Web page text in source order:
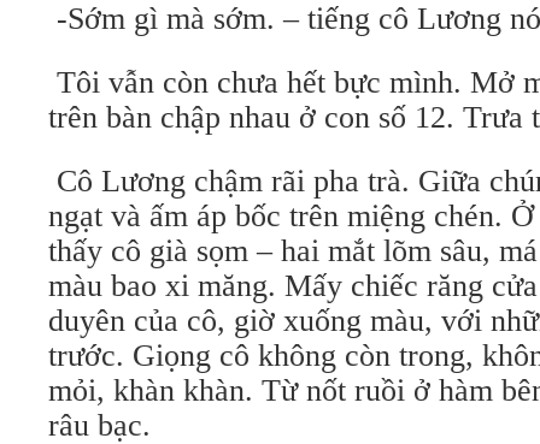
-Sớm gì mà sớm. – tiếng cô Lương
Tôi vẫn còn chưa hết bực mình. Mở
trên bàn chập nhau ở con số 12. Trưa
Cô Lương chậm rãi pha trà. Giữa
ngạt và ấm áp bốc trên miệng chén.
thấy cô già sọm – hai mắt lõm sâu,
màu bao xi măng. Mấy chiếc răng
duyên của cô, giờ xuống màu, với
trước. Giọng cô không còn trong,
mỏi, khàn khàn. Từ nốt ruồi ở hàm
râu bạc.